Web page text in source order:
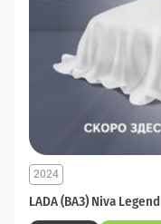
LADA (ВАЗ) Niva Legend
2024